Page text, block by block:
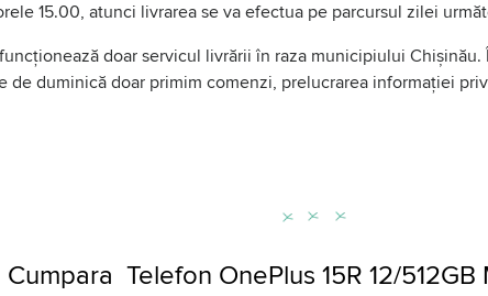
15.00, atunci livrarea se va efectua pe parcursul zilei
doar servicul livrării în raza municipiului Chișinău.
de duminică doar primim comenzi, prelucrarea informației
Cumpara Telefon OnePlus 15R 12/512GB